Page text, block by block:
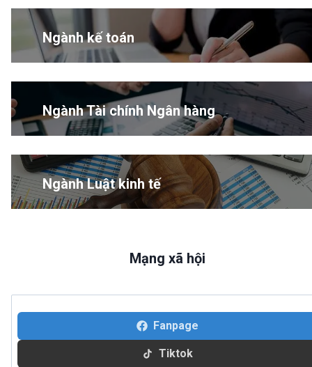
Ngành kế toán
Ngành Tài chính Ngân hàng
Ngành Luật kinh tế
Mạng xã hội
Fanpage
Tiktok